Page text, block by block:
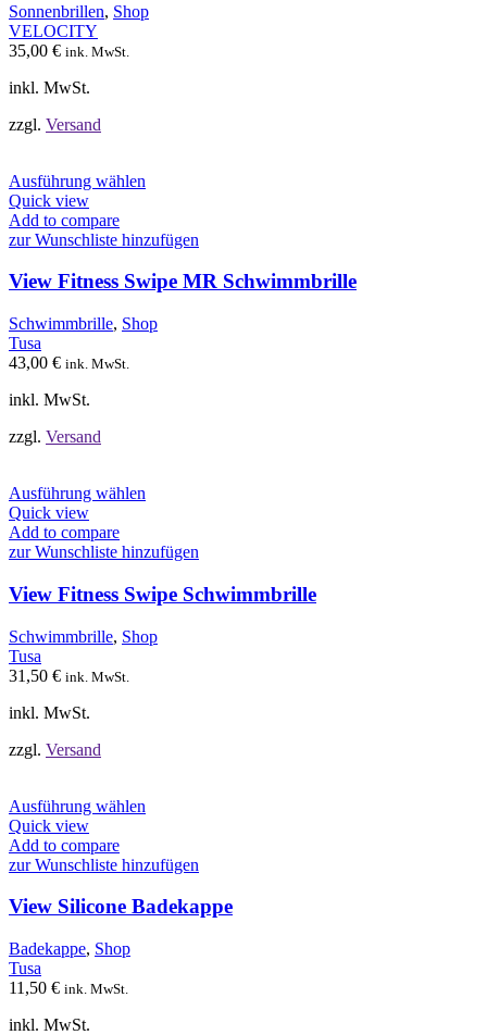
können
Sonnenbrillen, Shop
VELOCITY
35,00 € ink. MwSt.
inkl. MwSt.
zzgl. Versand
Ausführung wählen
mehrere
auf.
Die
Optionen
können
Quick view
Add to compare
zur Wunschliste hinzufügen
View Fitness Swipe MR Schwimmbrille
Schwimmbrille, Shop
Tusa
43,00 € ink. MwSt.
inkl. MwSt.
zzgl. Versand
Ausführung wählen
mehrere
auf.
Die
können
Quick view
Add to compare
zur Wunschliste hinzufügen
View Fitness Swipe Schwimmbrille
Schwimmbrille, Shop
Tusa
31,50 € ink. MwSt.
inkl. MwSt.
zzgl. Versand
Ausführung wählen
mehrere
auf.
Quick view
Add to compare
zur Wunschliste hinzufügen
View Silicone Badekappe
Badekappe, Shop
Tusa
11,50 € ink. MwSt.
inkl. MwSt.